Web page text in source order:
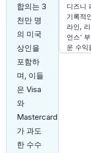
합의는 3
천만 명
의 미국
상인을
포함하
며, 이들
은 Visa
와
Mastercard
가 과도
한 수수
디즈니
기록적
라인,
언스'
운 수익